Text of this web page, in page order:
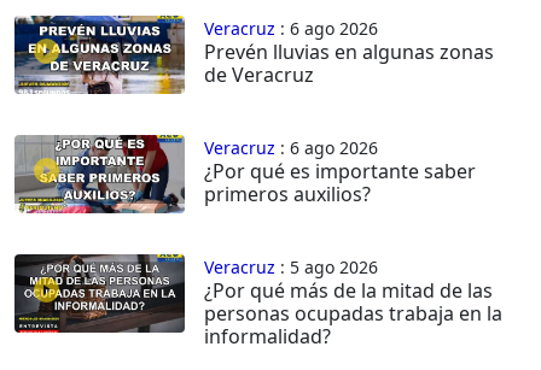
Veracruz : 6 ago 2026
Prevén lluvias en algunas zonas
de Veracruz
Veracruz : 6 ago 2026
¿Por qué es importante saber
primeros auxilios?
Veracruz : 5 ago 2026
¿Por qué más de la mitad de las
personas ocupadas trabaja en la
informalidad?